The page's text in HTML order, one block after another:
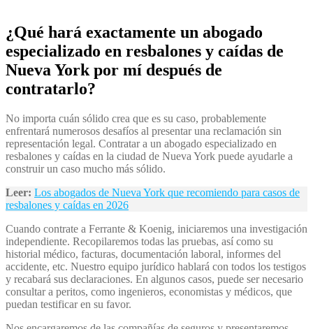
¿Qué hará exactamente un abogado
especializado en resbalones y caídas de
Nueva York por mí después de
contratarlo?
No importa cuán sólido crea que es su caso, probablemente
enfrentará numerosos desafíos al presentar una reclamación sin
representación legal. Contratar a un abogado especializado en
resbalones y caídas en la ciudad de Nueva York puede ayudarle a
construir un caso mucho más sólido.
Leer: Los abogados de Nueva York que recomiendo para casos de
resbalones y caídas en 2026
Cuando contrate a Ferrante & Koenig, iniciaremos una investigación
independiente. Recopilaremos todas las pruebas, así como su
historial médico, facturas, documentación laboral, informes del
accidente, etc. Nuestro equipo jurídico hablará con todos los testigos
y recabará sus declaraciones. En algunos casos, puede ser necesario
consultar a peritos, como ingenieros, economistas y médicos, que
puedan testificar en su favor.